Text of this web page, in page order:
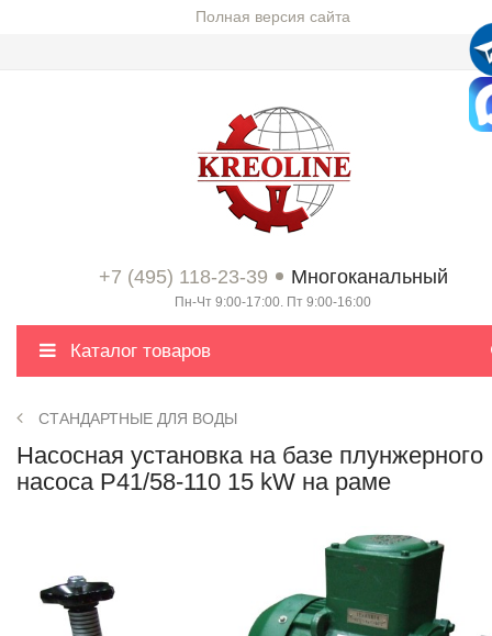
Полная версия сайта
+7 (495) 118-23-39 Многоканальный
Пн-Чт 9:00-17:00. Пт 9:00-16:00
Каталог товаров
СТАНДАРТНЫЕ ДЛЯ ВОДЫ
Насосная установка на базе плунжерного
насоса P41/58-110 15 kW на раме